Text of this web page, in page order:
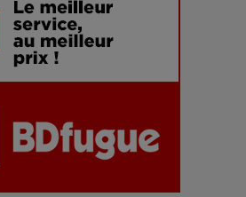
bord du précipice